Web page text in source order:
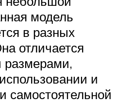
модель
в разных
отличается
размерами,
и
самостоятельной